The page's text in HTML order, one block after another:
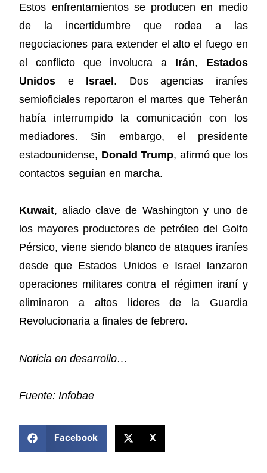
Estos enfrentamientos se producen en medio
de la incertidumbre que rodea a las
negociaciones para extender el alto el fuego en
el conflicto que involucra a Irán, Estados
Unidos e Israel. Dos agencias iraníes
semioficiales reportaron el martes que Teherán
había interrumpido la comunicación con los
mediadores. Sin embargo, el presidente
estadounidense, Donald Trump, afirmó que los
contactos seguían en marcha.
Kuwait, aliado clave de Washington y uno de
los mayores productores de petróleo del Golfo
Pérsico, viene siendo blanco de ataques iraníes
desde que Estados Unidos e Israel lanzaron
operaciones militares contra el régimen iraní y
eliminaron a altos líderes de la Guardia
Revolucionaria a finales de febrero.
Noticia en desarrollo…
Fuente: Infobae
Facebook X